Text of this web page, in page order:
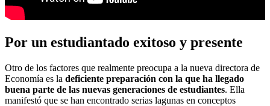
Por un estudiantado exitoso y presente
Otro de los factores que realmente preocupa a la nueva directora de
Economía es la deficiente preparación con la que ha llegado
buena parte de las nuevas generaciones de estudiantes. Ella
manifestó que se han encontrado serias lagunas en conceptos